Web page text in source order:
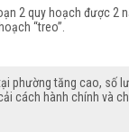
2 quy hoạch được
“treo”.
phường tăng cao, số
cách hành chính và